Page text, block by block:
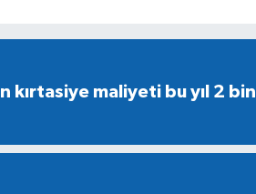
maliyeti bu yıl 2 bin